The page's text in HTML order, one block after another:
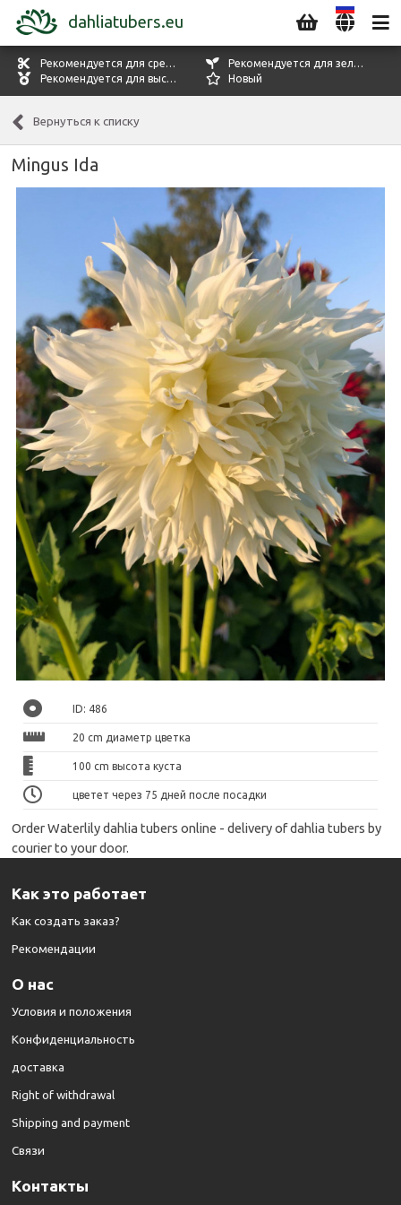
dahliatubers.eu
Рекомендуется для срезки цветов
Рекомендуется для зелени
Рекомендуется для выставок
Новый
Вернуться к списку
Mingus Ida
ID: 486
20 cm диаметр цветка
100 cm высота куста
цветет через 75 дней после посадки
Order Waterlily dahlia tubers online - delivery of dahlia tubers by
courier to your door.
Как это работает
Как создать заказ?
Рекомендации
О нас
Условия и положения
Конфиденциальность
доставка
Right of withdrawal
Shipping and payment
Cвязи
Kонтакты